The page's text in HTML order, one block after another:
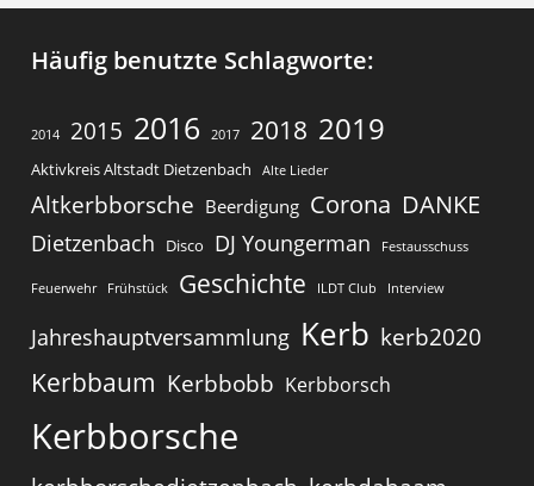
Häufig benutzte Schlagworte:
2014 2015 2016 2017 2018 2019
Aktivkreis Altstadt Dietzenbach Alte Lieder
Altkerbborsche Beerdigung Corona DANKE
Dietzenbach Disco DJ Youngerman Festausschuss
Feuerwehr Frühstück Geschichte ILDT Club Interview
Jahreshauptversammlung Kerb kerb2020
Kerbbaum Kerbbobb Kerbborsch
Kerbborsche